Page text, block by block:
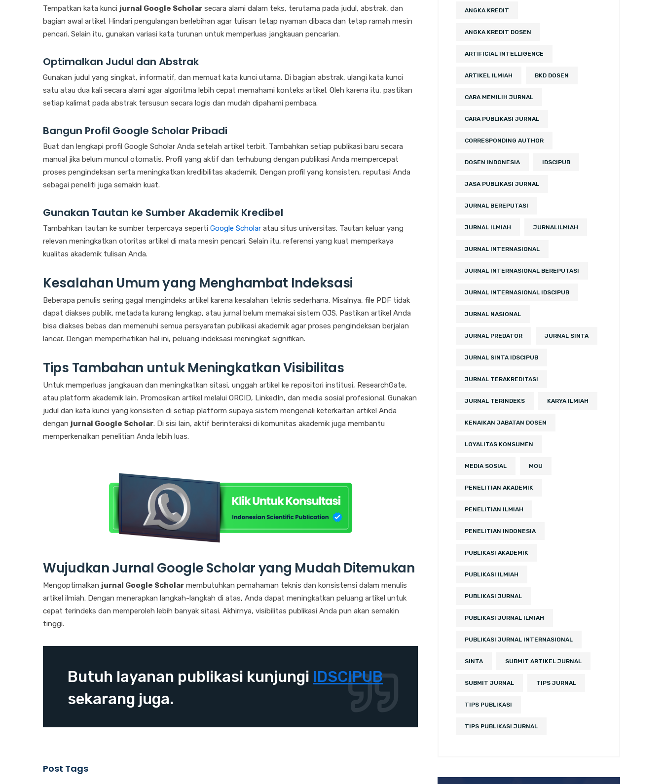
Tempatkan kata kunci jurnal Google Scholar secara alami dalam teks, terutama pada judul, abstrak, dan
bagian awal artikel. Hindari pengulangan berlebihan agar tulisan tetap nyaman dibaca dan tetap ramah mesin
pencari. Selain itu, gunakan variasi kata turunan untuk memperluas jangkauan pencarian.
Optimalkan Judul dan Abstrak
Gunakan judul yang singkat, informatif, dan memuat kata kunci utama. Di bagian abstrak, ulangi kata kunci
satu atau dua kali secara alami agar algoritma lebih cepat memahami konteks artikel. Oleh karena itu, pastikan
setiap kalimat pada abstrak tersusun secara logis dan mudah dipahami pembaca.
Bangun Profil Google Scholar Pribadi
Buat dan lengkapi profil Google Scholar Anda setelah artikel terbit. Tambahkan setiap publikasi baru secara
manual jika belum muncul otomatis. Profil yang aktif dan terhubung dengan publikasi Anda mempercepat
proses pengindeksan serta meningkatkan kredibilitas akademik. Dengan profil yang konsisten, reputasi Anda
sebagai peneliti juga semakin kuat.
Gunakan Tautan ke Sumber Akademik Kredibel
Tambahkan tautan ke sumber terpercaya seperti Google Scholar atau situs universitas. Tautan keluar yang
relevan meningkatkan otoritas artikel di mata mesin pencari. Selain itu, referensi yang kuat memperkaya
kualitas akademik tulisan Anda.
Kesalahan Umum yang Menghambat Indeksasi
Beberapa penulis sering gagal mengindeks artikel karena kesalahan teknis sederhana. Misalnya, file PDF tidak
dapat diakses publik, metadata kurang lengkap, atau jurnal belum memakai sistem OJS. Pastikan artikel Anda
bisa diakses bebas dan memenuhi semua persyaratan publikasi akademik agar proses pengindeksan berjalan
lancar. Dengan memperhatikan hal ini, peluang indeksasi meningkat signifikan.
Tips Tambahan untuk Meningkatkan Visibilitas
Untuk memperluas jangkauan dan meningkatkan sitasi, unggah artikel ke repositori institusi, ResearchGate,
atau platform akademik lain. Promosikan artikel melalui ORCID, LinkedIn, dan media sosial profesional. Gunakan
judul dan kata kunci yang konsisten di setiap platform supaya sistem mengenali keterkaitan artikel Anda
dengan jurnal Google Scholar. Di sisi lain, aktif berinteraksi di komunitas akademik juga membantu
memperkenalkan penelitian Anda lebih luas.
Wujudkan Jurnal Google Scholar yang Mudah Ditemukan
Mengoptimalkan jurnal Google Scholar membutuhkan pemahaman teknis dan konsistensi dalam menulis
artikel ilmiah. Dengan menerapkan langkah-langkah di atas, Anda dapat meningkatkan peluang artikel untuk
cepat terindeks dan memperoleh lebih banyak sitasi. Akhirnya, visibilitas publikasi Anda pun akan semakin
tinggi.
Butuh layanan publikasi kunjungi IDSCIPUB
sekarang juga.
Post Tags
ANGKA KREDIT
ANGKA KREDIT DOSEN
ARTIFICIAL INTELLIGENCE
ARTIKEL ILMIAH BKD DOSEN
CARA MEMILIH JURNAL
CARA PUBLIKASI JURNAL
CORRESPONDING AUTHOR
DOSEN INDONESIA IDSCIPUB
JASA PUBLIKASI JURNAL
JURNAL BEREPUTASI
JURNAL ILMIAH JURNALILMIAH
JURNAL INTERNASIONAL
JURNAL INTERNASIONAL BEREPUTASI
JURNAL INTERNASIONAL IDSCIPUB
JURNAL NASIONAL
JURNAL PREDATOR JURNAL SINTA
JURNAL SINTA IDSCIPUB
JURNAL TERAKREDITASI
JURNAL TERINDEKS KARYA ILMIAH
KENAIKAN JABATAN DOSEN
LOYALITAS KONSUMEN
MEDIA SOSIAL MOU
PENELITIAN AKADEMIK
PENELITIAN ILMIAH
PENELITIAN INDONESIA
PUBLIKASI AKADEMIK
PUBLIKASI ILMIAH
PUBLIKASI JURNAL
PUBLIKASI JURNAL ILMIAH
PUBLIKASI JURNAL INTERNASIONAL
SINTA SUBMIT ARTIKEL JURNAL
SUBMIT JURNAL TIPS JURNAL
TIPS PUBLIKASI
TIPS PUBLIKASI JURNAL